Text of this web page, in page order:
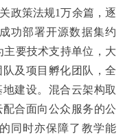
政策法规1万余篇，逐
功部署开源数据集约
主要技术支持单位，大
及项目孵化团队，全
建设。混合云架构取
合面向公众服务的公
同时亦保障了教学能